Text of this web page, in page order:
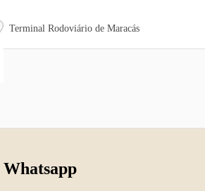
Terminal Rodoviário de Maracás